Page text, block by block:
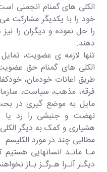
الکلی های گمنام انجمنی
خود را با یکدیگر مشارکت
را حل نموده و دیگران را نیز
دهند.
تنها لازمه ی عضویت،
الکلی های گمنام حق
طریق اعانات خودمان،
فرقه، مذهب، سیاست،
مایل به موضع گیری در
نهضت و جنبشی را رد یا
هشیاری و کمک به دیگر
مطالبی چند در مورد الکلیسم
مـا مانـد انسانهایی
دیگـر آنـرا هـرگـز بـاز